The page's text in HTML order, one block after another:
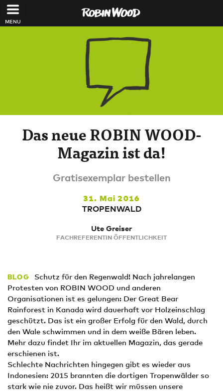
Direkt zum Inhalt
Das neue ROBIN WOOD-
Magazin ist da!
Gratisexemplar bestellen
31. Mai 2016
TROPENWALD
Ute Greiser
FACHREFERENTIN ÖFFENTLICHKEIT
BLOG
Schutz für den Regenwald! Nach jahrelangen
Protesten von ROBIN WOOD und anderen
Organisationen ist es gelungen: Der Great Bear
Rainforest in Kanada wird dauerhaft vor Holzeinschlag
geschützt. Das ist ein großer Erfolg für den Wald, durch
den Wale schwimmen und in dem weiße Bären leben.
Mehr dazu findet Ihr im aktuellen Magazin, das gerade
erschienen ist.
Schlechte Nachrichten hingegen gibt es wieder aus
Indonesien: 2015 brannten die dortigen Tropenwälder so
stark wie nie zuvor. Das heißt wir müssen unsere